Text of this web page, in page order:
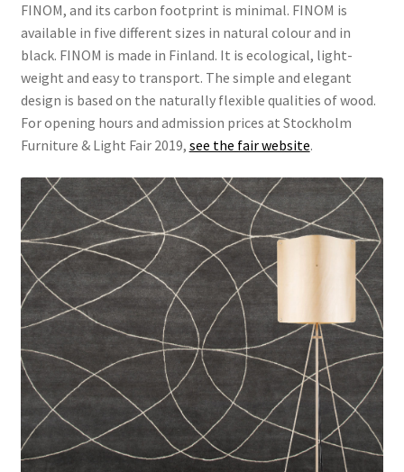
FINOM, and its carbon footprint is minimal. FINOM is
available in five different sizes in natural colour and in
black. FINOM is made in Finland. It is ecological, light-
weight and easy to transport. The simple and elegant
design is based on the naturally flexible qualities of wood.
For opening hours and admission prices at Stockholm
Furniture & Light Fair 2019, see the fair website.